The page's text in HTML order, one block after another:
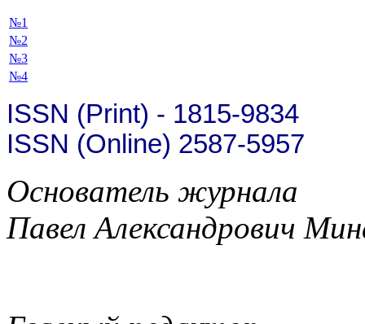
№1
№2
№3
№4
ISSN (Print) - 1815-9834
ISSN (Online) 2587-5957
Основатель журнала
Павел Александрович